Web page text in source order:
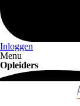
Inloggen
Menu
Opleiders